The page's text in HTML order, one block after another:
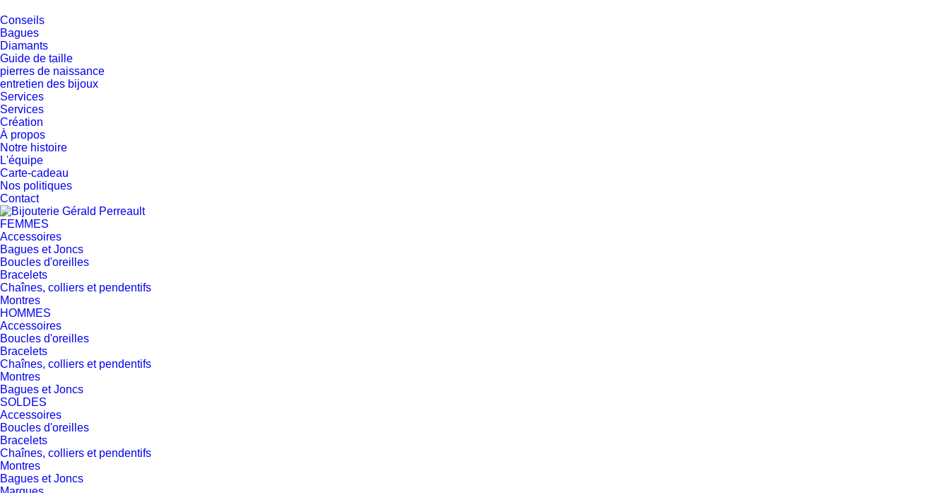
Conseils
Bagues
Diamants
Guide de taille
pierres de naissance
entretien des bijoux
Services
Services
Création
À propos
Notre histoire
L'équipe
Carte-cadeau
Nos politiques
Contact
FEMMES
Accessoires
Bagues et Joncs
Boucles d'oreilles
Bracelets
Chaînes, colliers et pendentifs
Montres
HOMMES
Accessoires
Boucles d'oreilles
Bracelets
Chaînes, colliers et pendentifs
Montres
Bagues et Joncs
SOLDES
Accessoires
Boucles d'oreilles
Bracelets
Chaînes, colliers et pendentifs
Montres
Bagues et Joncs